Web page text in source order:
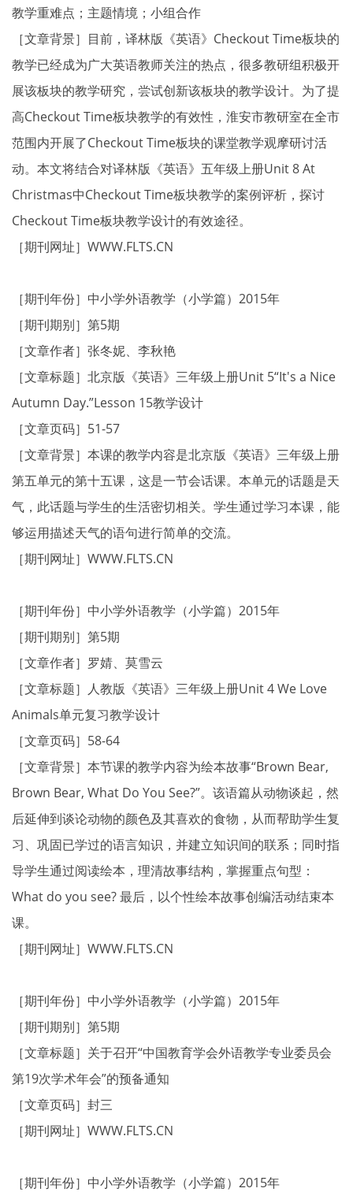
教学重难点；主题情境；小组合作
［文章背景］目前，译林版《英语》Checkout Time板块的
教学已经成为广大英语教师关注的热点，很多教研组积极开
展该板块的教学研究，尝试创新该板块的教学设计。为了提
高Checkout Time板块教学的有效性，淮安市教研室在全市
范围内开展了Checkout Time板块的课堂教学观摩研讨活
动。本文将结合对译林版《英语》五年级上册Unit 8 At
Christmas中Checkout Time板块教学的案例评析，探讨
Checkout Time板块教学设计的有效途径。
［期刊网址］WWW.FLTS.CN
［期刊年份］中小学外语教学（小学篇）2015年
［期刊期别］第5期
［文章作者］张冬妮、李秋艳
［文章标题］北京版《英语》三年级上册Unit 5“It's a Nice
Autumn Day.”Lesson 15教学设计
［文章页码］51-57
［文章背景］本课的教学内容是北京版《英语》三年级上册
第五单元的第十五课，这是一节会话课。本单元的话题是天
气，此话题与学生的生活密切相关。学生通过学习本课，能
够运用描述天气的语句进行简单的交流。
［期刊网址］WWW.FLTS.CN
［期刊年份］中小学外语教学（小学篇）2015年
［期刊期别］第5期
［文章作者］罗婧、莫雪云
［文章标题］人教版《英语》三年级上册Unit 4 We Love
Animals单元复习教学设计
［文章页码］58-64
［文章背景］本节课的教学内容为绘本故事“Brown Bear,
Brown Bear, What Do You See?”。该语篇从动物谈起，然
后延伸到谈论动物的颜色及其喜欢的食物，从而帮助学生复
习、巩固已学过的语言知识，并建立知识间的联系；同时指
导学生通过阅读绘本，理清故事结构，掌握重点句型：
What do you see? 最后，以个性绘本故事创编活动结束本
课。
［期刊网址］WWW.FLTS.CN
［期刊年份］中小学外语教学（小学篇）2015年
［期刊期别］第5期
［文章标题］关于召开“中国教育学会外语教学专业委员会
第19次学术年会”的预备通知
［文章页码］封三
［期刊网址］WWW.FLTS.CN
［期刊年份］中小学外语教学（小学篇）2015年